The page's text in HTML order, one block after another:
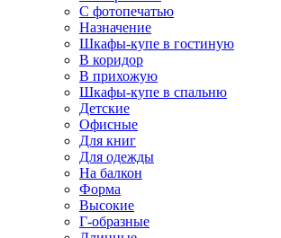
С фотопечатью
Назначение
Шкафы-купе в гостиную
В коридор
В прихожую
Шкафы-купе в спальню
Детские
Офисные
Для книг
Для одежды
На балкон
Форма
Высокие
Г-образные